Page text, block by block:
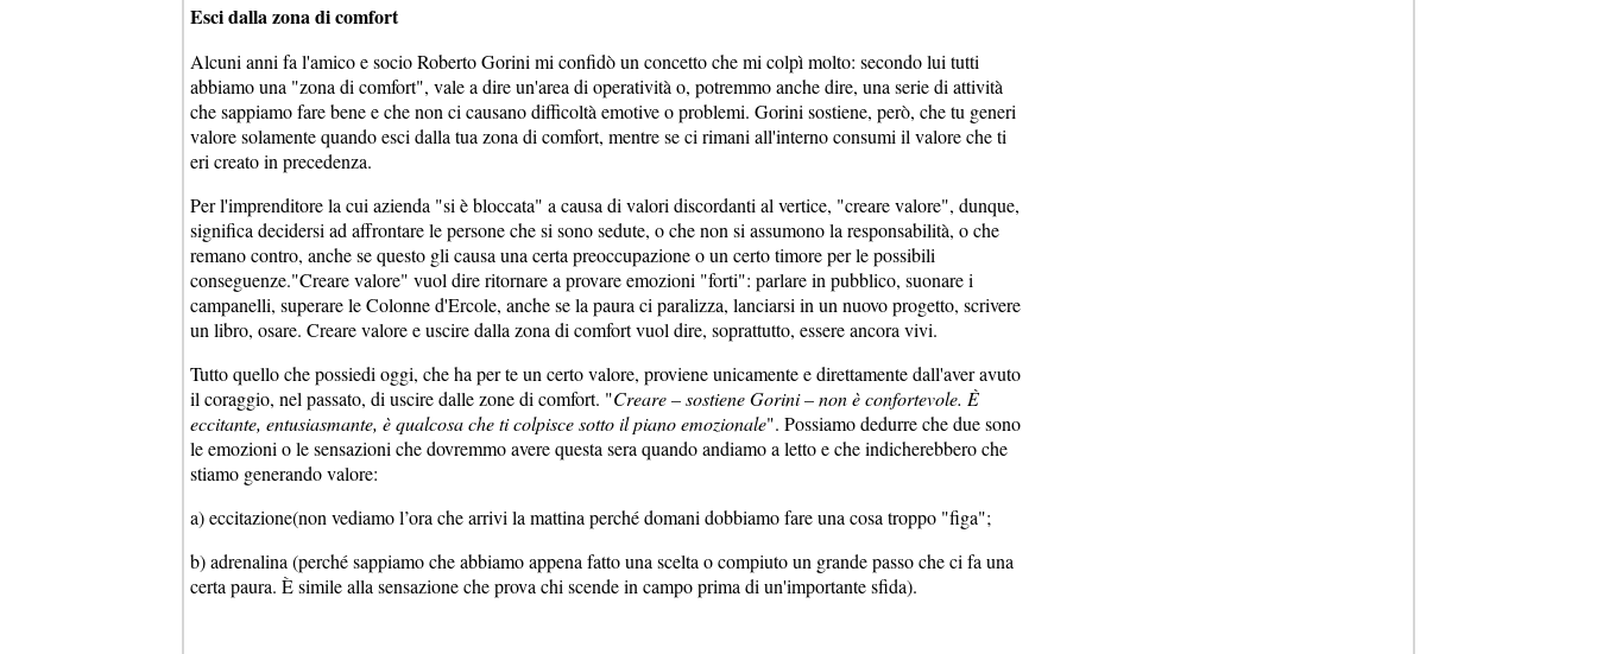
Esci dalla zona di comfort
Alcuni anni fa l'amico e socio Roberto Gorini mi confidò un concetto che mi colpì molto: secondo lui tutti
abbiamo una "zona di comfort", vale a dire un'area di operatività o, potremmo anche dire, una serie di attività
che sappiamo fare bene e che non ci causano difficoltà emotive o problemi. Gorini sostiene, però, che tu generi
valore solamente quando esci dalla tua zona di comfort, mentre se ci rimani all'interno consumi il valore che ti
eri creato in precedenza.
Per l'imprenditore la cui azienda "si è bloccata" a causa di valori discordanti al vertice, "creare valore", dunque,
significa decidersi ad affrontare le persone che si sono sedute, o che non si assumono la responsabilità, o che
remano contro, anche se questo gli causa una certa preoccupazione o un certo timore per le possibili
conseguenze."Creare valore" vuol dire ritornare a provare emozioni "forti": parlare in pubblico, suonare i
campanelli, superare le Colonne d'Ercole, anche se la paura ci paralizza, lanciarsi in un nuovo progetto, scrivere
un libro, osare. Creare valore e uscire dalla zona di comfort vuol dire, soprattutto, essere ancora vivi.
Tutto quello che possiedi oggi, che ha per te un certo valore, proviene unicamente e direttamente dall'aver avuto
il coraggio, nel passato, di uscire dalle zone di comfort. "Creare – sostiene Gorini – non è confortevole. È
eccitante, entusiasmante, è qualcosa che ti colpisce sotto il piano emozionale". Possiamo dedurre che due sono
le emozioni o le sensazioni che dovremmo avere questa sera quando andiamo a letto e che indicherebbero che
stiamo generando valore:
a) eccitazione(non vediamo l’ora che arrivi la mattina perché domani dobbiamo fare una cosa troppo "figa";
b) adrenalina (perché sappiamo che abbiamo appena fatto una scelta o compiuto un grande passo che ci fa una
certa paura. È simile alla sensazione che prova chi scende in campo prima di un'importante sfida).